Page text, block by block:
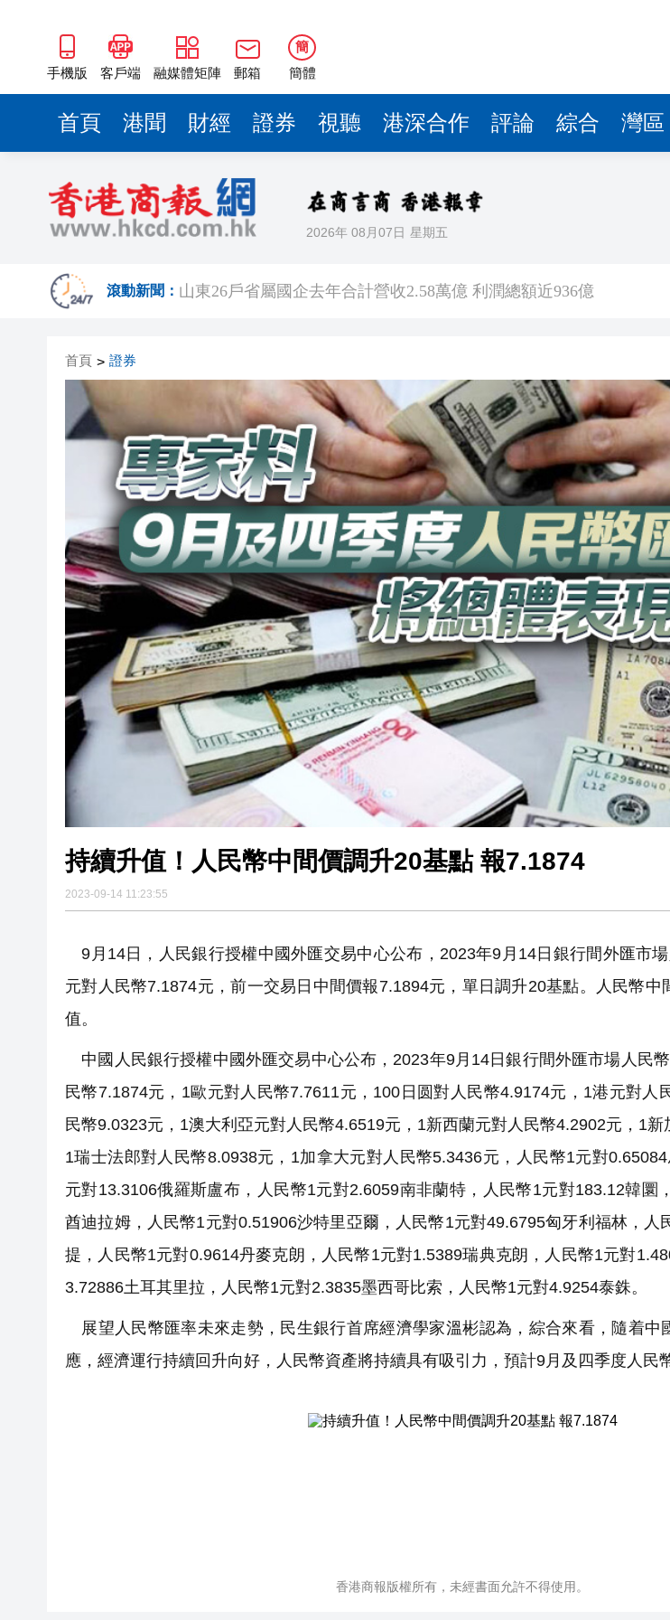
手機版 客戶端 融媒體矩陣 郵箱
簡
簡體
首頁 港聞 財經 證券 視聽 港深合作 評論 綜合 灣區
2026年 08月07日 星期五
滾動新聞：
瀋陽鐵西校園閱讀活動解鎖閱讀新玩法
黎智英案｜吳良好：依法公正處理黎智英求情 罪證如山豈能妄想輕判
騰出更多時間專注做好宏福苑火災獨立委員會工作 李家超暫停3項公
海南澄邁文儒煥新升級 五組數據見證文儒沉香從傳統邁向現代
梁振英率港區全國政協委員考察團來瓊考察
山東26戶省屬國企去年合計營收2.58萬億 利潤總額近936億
騰出更多時間專注做好宏福苑火災獨立委員會工作 李家超暫停3項公
50餘位頂尖專家共話時代命題
海南澄邁文儒煥新升級 五組數據見證文儒沉香從傳統邁向現代
梁振英率港區全國政協委員考察團來瓊考察
2025年海南儋州以舊換新帶動消費約18億元
山東26戶省屬國企去年合計營收2.58萬億 利潤總額近936億
瀋陽鐵西校園閱讀活動解鎖閱讀新玩法
首頁 > 證券
持續升值！人民幣中間價調升20基點 報7.1874
2023-09-14 11:23:55
9月14日，人民銀行授權中國外匯交易中心公布，2023年9月14日銀行間外匯市
元對人民幣7.1874元，前一交易日中間價報7.1894元，單日調升20基點。人民幣中
值。
中國人民銀行授權中國外匯交易中心公布，2023年9月14日銀行間外匯市場人民
民幣7.1874元，1歐元對人民幣7.7611元，100日圆對人民幣4.9174元，1港元對人
民幣9.0323元，1澳大利亞元對人民幣4.6519元，1新西蘭元對人民幣4.2902元，1新
1瑞士法郎對人民幣8.0938元，1加拿大元對人民幣5.3436元，人民幣1元對
元對13.3106俄羅斯盧布，人民幣1元對2.6059南非蘭特，人民幣1元對183.12韓圜
酋迪拉姆，人民幣1元對0.51906沙特里亞爾，人民幣1元對49.6795匈牙利福林，人
提，人民幣1元對0.9614丹麥克朗，人民幣1元對1.5389瑞典克朗，人民幣1元對
3.72886土耳其里拉，人民幣1元對2.3835墨西哥比索，人民幣1元對4.9254泰銖。
展望人民幣匯率未來走勢，民生銀行首席經濟學家溫彬認為，綜合來看，隨着中
應，經濟運行持續回升向好，人民幣資產將持續具有吸引力，預計9月及四季度人民
香港商報版權所有，未經書面允許不得使用。